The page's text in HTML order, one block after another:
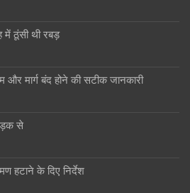
में ठूंसी थी रबड़
और मार्ग बंद होने की सटीक जानकारी
से
हटाने के दिए निर्देश